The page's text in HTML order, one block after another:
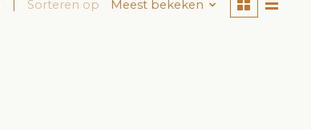
Sorteren op Meest bekeken